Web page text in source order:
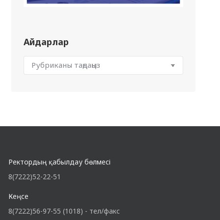
Айдарлар
Ректордың қабылдау бөлмесі
8(7222)52-22-51
Кеңсе
8(7222)56-97-55 (1018) - тел/факс